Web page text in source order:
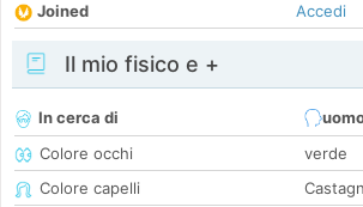
Joined
Accedi
Il mio fisico e +
In cerca di
Colore occhi
verde
Colore capelli